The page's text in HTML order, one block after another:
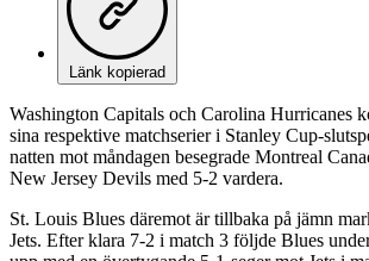
Länk kopierad
Washington Capitals och Carolina Hurricanes
sina respektive matchserier i Stanley Cup-
natten mot måndagen besegrade Montreal
New Jersey Devils med 5-2 vardera.
St. Louis Blues däremot är tillbaka på jämn
Jets. Efter klara 7-2 i match 3 följde Blues